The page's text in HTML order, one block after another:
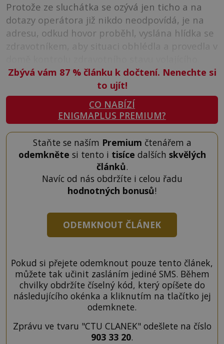
Protože ze sluchátka se ozývá jen ticho a na
dotazy operátora již nikdo neodpovídá, je na
adresu, odkud hovor proběhl, vyslána hlídka se
zdravotníkem, aby situaci obhlédla a provedla v
Zbývá vám 87 %článku k dočtení. Nenechte si
to ujít!
CO NABÍZÍ
ENIGMAPLUS PREMIUM?
Staňte se naším Premium čtenářem a
odemkněte si tento i tisíce dalších skvělých
článků.
Navíc od nás obdržíte i celou řadu
hodnotných bonusů!
ODEMKNOUT ČLÁNEK
Pokud si přejete odemknout pouze tento článek,
můžete tak učinit zasláním jediné SMS. Během
chvilky obdržíte číselný kód, který opíšete do
následujícího okénka a kliknutím na tlačítko jej
odemknete.
Zprávu ve tvaru "CTU CLANEK" odešlete na číslo
903 33 20.